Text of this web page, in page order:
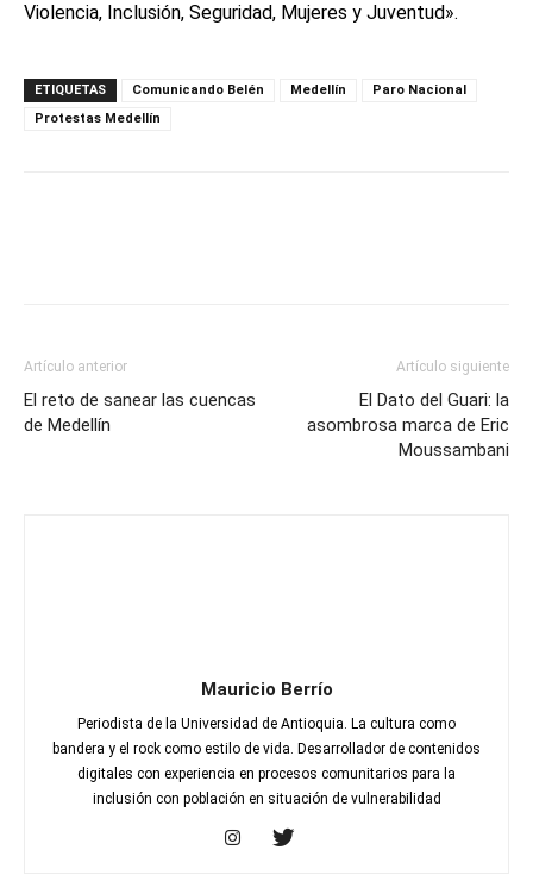
Violencia, Inclusión, Seguridad, Mujeres y Juventud».
ETIQUETAS Comunicando Belén Medellín
Paro Nacional
Protestas Medellín
Artículo anterior
El reto de sanear las cuencas
de Medellín
Artículo siguiente
El Dato del Guari: la
asombrosa marca de Eric
Moussambani
Mauricio Berrío
Periodista de la Universidad de Antioquia. La cultura como
bandera y el rock como estilo de vida. Desarrollador de contenidos
digitales con experiencia en procesos comunitarios para la
inclusión con población en situación de vulnerabilidad